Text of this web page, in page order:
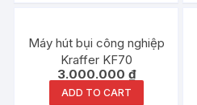
Máy hút bụi công nghiệp
Kraffer KF70
3.000.000 ₫
ADD TO CART